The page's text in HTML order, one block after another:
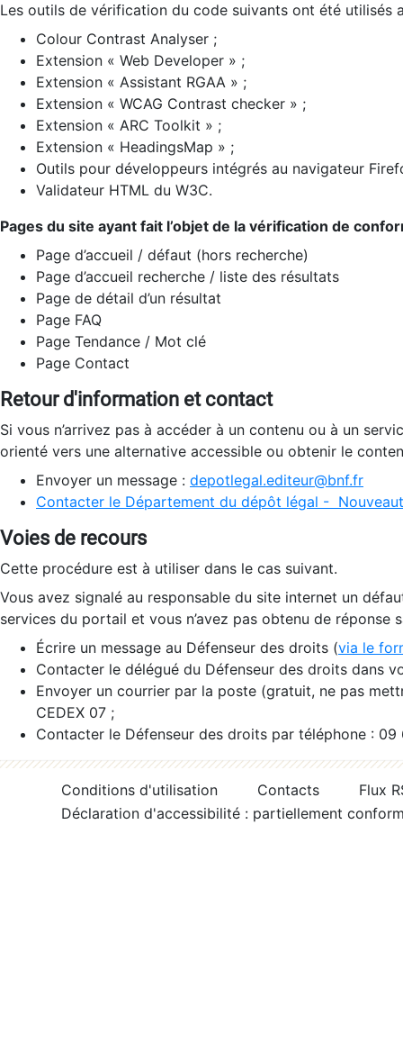
Les outils de vérification du code suivants ont été utilisés
Colour Contrast Analyser ;
Extension « Web Developer » ;
Extension « Assistant RGAA » ;
Extension « WCAG Contrast checker » ;
Extension « ARC Toolkit » ;
Extension « HeadingsMap » ;
Outils pour développeurs intégrés au navigateur
Validateur HTML du W3C.
Pages du site ayant fait l’objet de la vérification de
Page d’accueil / défaut (hors recherche)
Page d’accueil recherche / liste des résultats
Page de détail d’un résultat
Page FAQ
Page Tendance / Mot clé
Page Contact
Retour d'information et contact
Si vous n’arrivez pas à accéder à un contenu ou à un
orienté vers une alternative accessible ou obtenir le
Envoyer un message : depotlegal.editeur@bnf.fr
Contacter le Département du dépôt légal -
Voies de recours
Cette procédure est à utiliser dans le cas suivant.
Vous avez signalé au responsable du site internet un
services du portail et vous n’avez pas obtenu de réponse
Écrire un message au Défenseur des droits (via le
Contacter le délégué du Défenseur des droits dans
Envoyer un courrier par la poste (gratuit, ne pas
CEDEX 07 ;
Contacter le Défenseur des droits par téléphone :
Conditions d'utilisation Contacts
Flux
Déclaration d'accessibilité : partiellement